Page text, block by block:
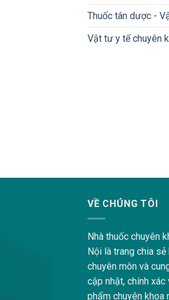
Thuốc tân dược -
Vật tư y tế chuyên
VỀ CHÚNG TÔI
Nhà thuốc chuyên
Nội là trang chia
chuyên môn và
cập nhật, chính xác
phẩm chuyên khoa